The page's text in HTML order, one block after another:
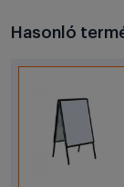
Hasonló